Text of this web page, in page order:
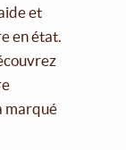
et
en état.
marqué